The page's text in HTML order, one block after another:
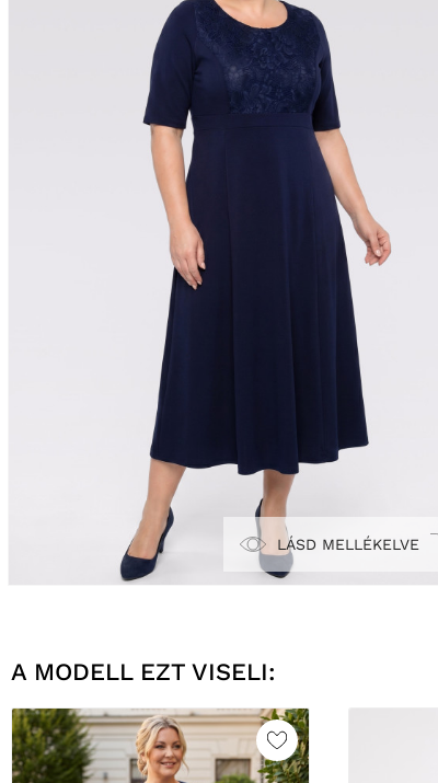
LÁSD MELLÉKELVE
A MODELL EZT VISELI: